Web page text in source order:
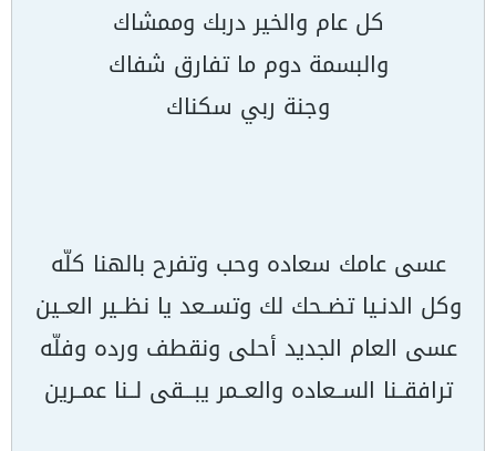
كل عام والخير دربك وممشاك
والبسمة دوم ما تفارق شفاك
وجنة ربي سكناك
عسى عامك سعاده وحب وتفرح بالهنا كلّه
وكل الدنـيا تضــحك لك وتســعد يا نظــير العــين
عسى العام الجديد أحلى ونقطف ورده وفلّه
ترافقــنا الســعاده والعــمر يبـــقى لــنا عمــرين